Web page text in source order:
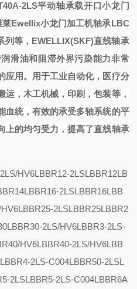
2LS平动轴承载开口小龙门
莱Ewellix小龙门加工机轴承LBC
列等，EWELLIX(SKF)直线轴承
滑油和阻滞外界污染能力非常
应用。用于工业自动化，医疗分
运，木工机械，印刷，包装等，
血统，有效的承受多轴系统的平
上的均匀受力，提高了直线轴承
HV6LBBR12-2LSLBBR12LB
LBBR16-2LSLBBR16LBB
LBBR25-2LSLBBR25LBBR2
LBBR30-2LS/HV6LBBR3-2LS-
HV6LBBR40-2LS/HV6LBB
LBBR4-2LS-C004LBBR50-2LSL
2LSLBBR5-2LS-C004LBBR6A